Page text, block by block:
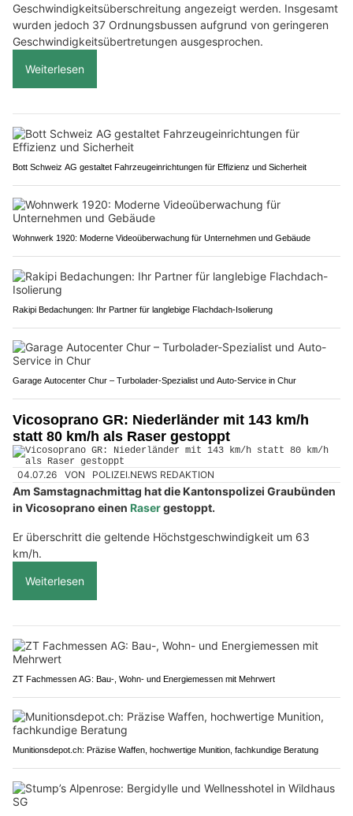
Geschwindigkeitsüberschreitung angezeigt werden. Insgesamt
wurden jedoch 37 Ordnungsbussen aufgrund von geringeren
Geschwindigkeitsübertretungen ausgesprochen.
Weiterlesen
Bott Schweiz AG gestaltet Fahrzeugeinrichtungen für Effizienz und Sicherheit
Wohnwerk 1920: Moderne Videoüberwachung für Unternehmen und Gebäude
Rakipi Bedachungen: Ihr Partner für langlebige Flachdach-Isolierung
Garage Autocenter Chur – Turbolader-Spezialist und Auto-Service in Chur
Vicosoprano GR: Niederländer mit 143 km/h
statt 80 km/h als Raser gestoppt
04.07.26 VON POLIZEI.NEWS REDAKTION
Am Samstagnachmittag hat die Kantonspolizei Graubünden
in Vicosoprano einen Rasergestoppt.
Er überschritt die geltende Höchstgeschwindigkeit um 63
km/h.
Weiterlesen
ZT Fachmessen AG: Bau-, Wohn- und Energiemessen mit Mehrwert
Munitionsdepot.ch: Präzise Waffen, hochwertige Munition, fachkundige Beratung